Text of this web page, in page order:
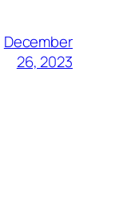
December
26, 2023